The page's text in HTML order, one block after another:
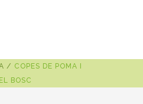
/ COPES DE POMA I
BOSC